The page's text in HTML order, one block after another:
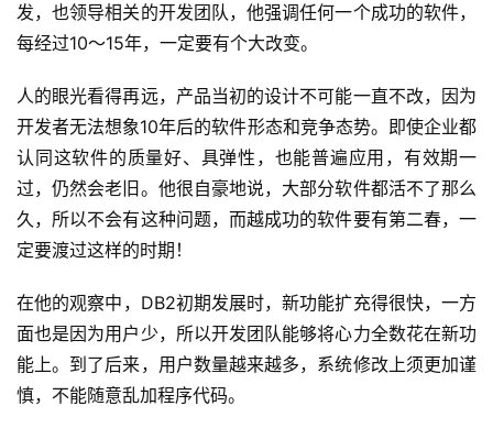
发，也领导相关的开发团队，他强调任何一个成功的软件，
每经过10～15年，一定要有个大改变。
人的眼光看得再远，产品当初的设计不可能一直不改，因为
开发者无法想象10年后的软件形态和竞争态势。即使企业都
认同这软件的质量好、具弹性，也能普遍应用，有效期一
过，仍然会老旧。他很自豪地说，大部分软件都活不了那么
久，所以不会有这种问题，而越成功的软件要有第二春，一
定要渡过这样的时期！
在他的观察中，DB2初期发展时，新功能扩充得很快，一方
面也是因为用户少，所以开发团队能够将心力全数花在新功
能上。到了后来，用户数量越来越多，系统修改上须更加谨
慎，不能随意乱加程序代码。